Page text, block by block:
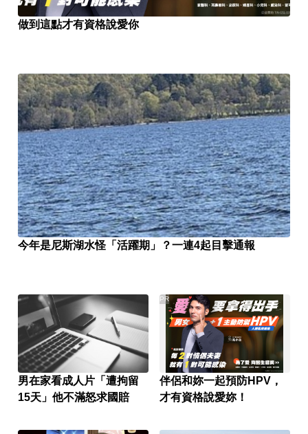
做到這點才有資格說愛你
今年是尼斯湖水怪「活躍期」？一連4起目擊通報
男在家看成人片「遭拘留
15天」他不滿怒求國賠
伴侶和妳一起預防HPV，
才有資格說愛妳！
PR